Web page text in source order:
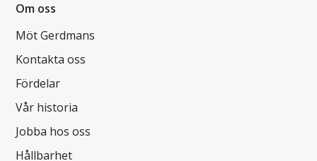
Om oss
Möt Gerdmans
Kontakta oss
Fördelar
Vår historia
Jobba hos oss
Hållbarhet